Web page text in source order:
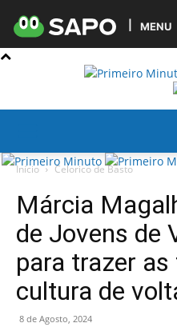
MENU
Início Celorico de Basto
Márcia
de Jovens de
para trazer
cultura de
8 de Agosto, 2024